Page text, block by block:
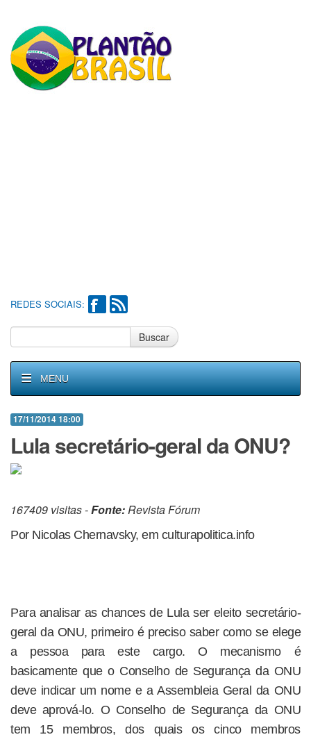
REDES SOCIAIS:
Buscar
MENU
17/11/2014 18:00
Lula secretário-geral da ONU?
167409 visitas -Fonte:Revista Fórum
Por Nicolas Chernavsky, em culturapolitica.info
Para analisar as chances de Lula ser eleito secretário-
geral da ONU, primeiro é preciso saber como se elege
a pessoa para este cargo. O mecanismo é
basicamente que o Conselho de Segurança da ONU
deve indicar um nome e a Assembleia Geral da ONU
deve aprová-lo. O Conselho de Segurança da ONU
tem 15 membros, dos quais os cinco membros